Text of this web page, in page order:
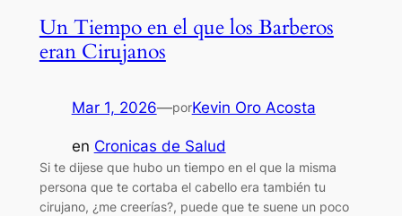
Un Tiempo en el que los Barberos
eran Cirujanos
Mar 1, 2026—porKevin Oro Acosta
en Cronicas de Salud
Si te dijese que hubo un tiempo en el que la misma
persona que te cortaba el cabello era también tu
cirujano, ¿me creerías?, puede que te suene un poco